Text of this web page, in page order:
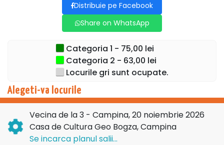
Cu Simona Pustianu, Șerban Lazarovici și Marius Gîlea.
Distribuie pe Facebook
Share on WhatsApp
Categoria 1 - 75,00 lei
Categoria 2 - 63,00 lei
Locurile gri sunt ocupate.
Alegeti-va locurile
Vecina de la 3 - Campina, 20 noiembrie 2026
Casa de Cultura Geo Bogza, Campina
Se incarca planul salii...